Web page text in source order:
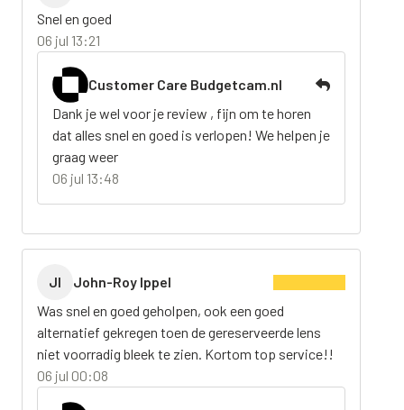
Snel en goed
06 jul 13:21
Customer Care Budgetcam.nl
Dank je wel voor je review , fijn om te horen
dat alles snel en goed is verlopen! We helpen je
graag weer
06 jul 13:48
JI
John-Roy Ippel
Was snel en goed geholpen, ook een goed
alternatief gekregen toen de gereserveerde lens
niet voorradig bleek te zien. Kortom top service!!
06 jul 00:08